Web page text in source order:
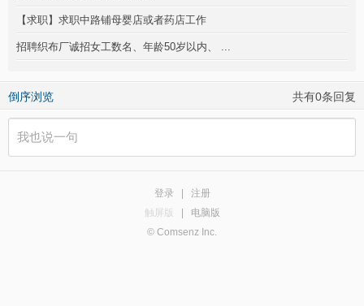
【求职】求职中路铺母婴店或者药店工作
招聘织布厂诚招女工数名、年龄50岁以内、 ...
倒序浏览 共有0条回复
登录
注册
触屏版
电脑版
© Comsenz Inc.